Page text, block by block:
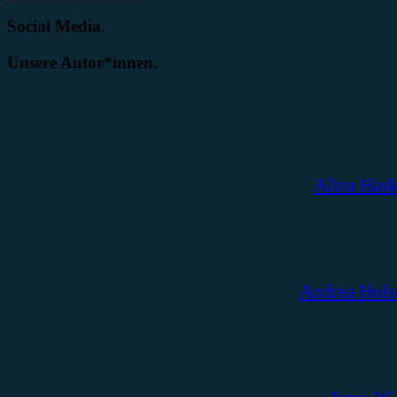
Social Media.
Unsere Autor*innen.
Alina
Andrea